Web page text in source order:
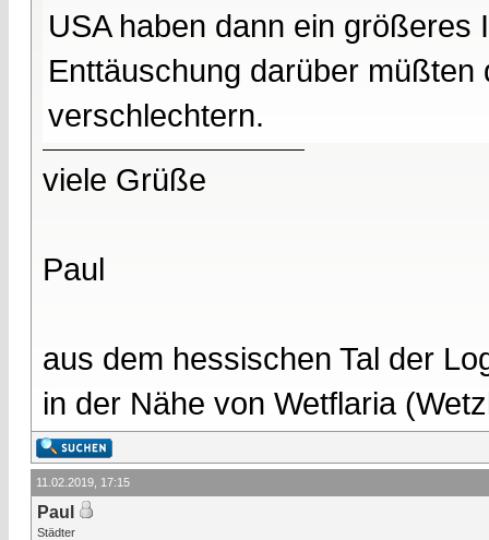
USA haben dann ein
Enttäuschung darüber
verschlechtern.
viele Grüße
Paul
aus dem hessischen Tal der
in der Nähe von Wetflaria
11.02.2019, 17:15
Paul
Städter